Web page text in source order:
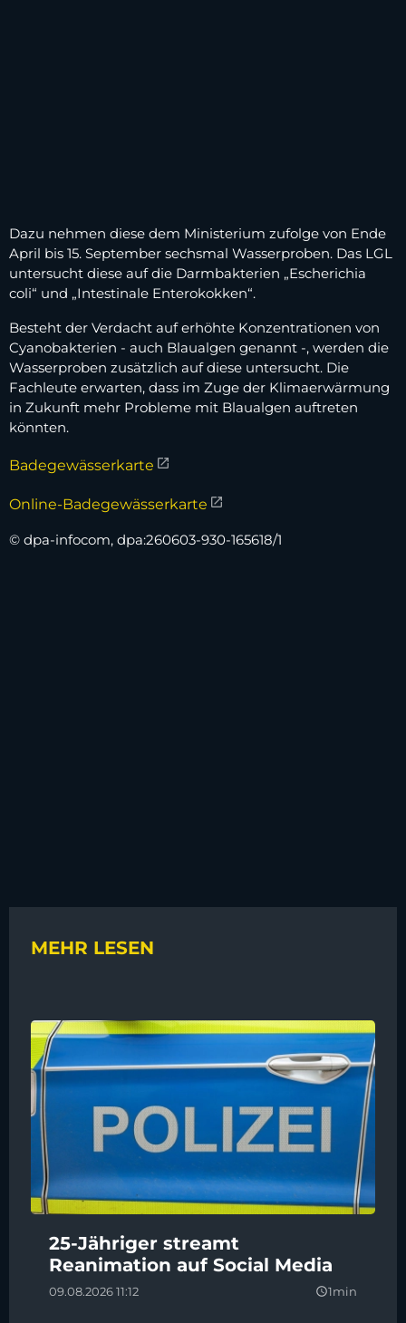
Dazu nehmen diese dem Ministerium zufolge von Ende
April bis 15. September sechsmal Wasserproben. Das LGL
untersucht diese auf die Darmbakterien „Escherichia
coli“ und „Intestinale Enterokokken“.
Besteht der Verdacht auf erhöhte Konzentrationen von
Cyanobakterien - auch Blaualgen genannt -, werden die
Wasserproben zusätzlich auf diese untersucht. Die
Fachleute erwarten, dass im Zuge der Klimaerwärmung
in Zukunft mehr Probleme mit Blaualgen auftreten
könnten.
Badegewässerkarte
Online-Badegewässerkarte
© dpa-infocom, dpa:260603-930-165618/1
MEHR LESEN
25-Jähriger streamt
Reanimation auf Social Media
09.08.2026 11:12 query_builder1min